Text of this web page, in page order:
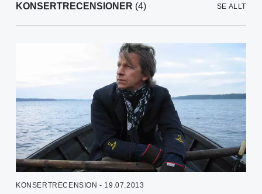
KONSERTRECENSIONER (4) SE ALLT
KONSERTRECENSION - 19.07.2013